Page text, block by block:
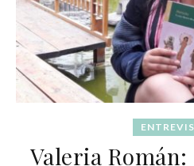
Valeria Román: